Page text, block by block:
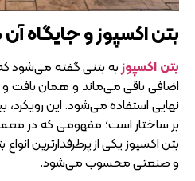
بتن اکسپوز و جایگاه
بتن اکسپوزبه بتنی گفته می‌شود
اضافی باقی می‌ماند و همان بافت
نهایی استفاده می‌شود. این رویکرد،
بر ساختار است؛ مفهومی که در
بتن اکسپوز یکی از پرطرفدارترین
و صنعتی محسوب می‌شود.